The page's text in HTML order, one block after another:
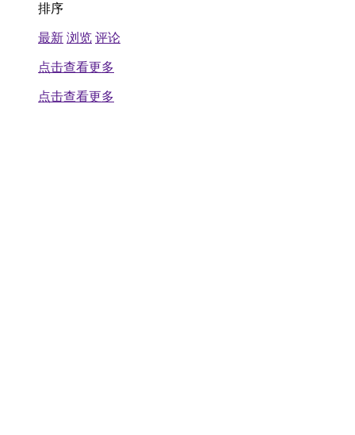
排序
最新 浏览 评论
点击查看更多
点击查看更多